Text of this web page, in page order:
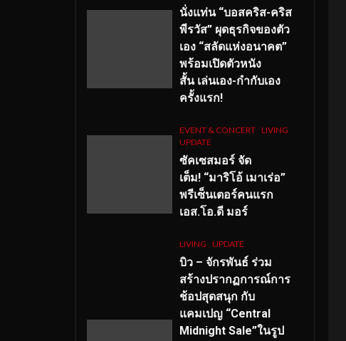
นั่งแท่น “บอสคริส-คริส
พีรวัส” ผุดธุรกิจของตัว
เอง “สลัดแห่งอนาคต”
พร้อมเปิดตัวหนัง
สั้น เล่นเอง-กำกับเอง
ครั้งแรก!
EVENT & CONCERT LIVING
UPDATE
ซัคเซสมอร์ จัด
เต็ม! “มาริโอ้ เมาเร่อ”
พรีเซ็นเตอร์คนแรก
เอส.โอ.ดี มอร์
LIVING UPDATE
บิว – จักรพันธ์ ร่วม
สร้างปรากฏการณ์การ
ช้อปสุดสนุก กับ
แคมเปญ “Central
Midnight Sale”ในรูป